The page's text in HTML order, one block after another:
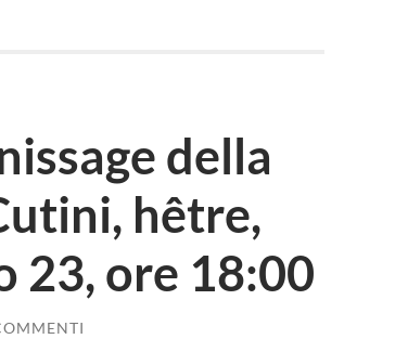
della
hêtre,
23, ore 18:00